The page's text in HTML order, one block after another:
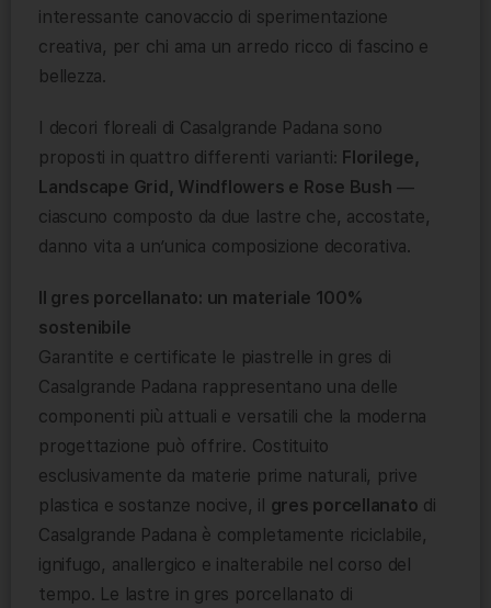
interessante canovaccio di sperimentazione
creativa, per chi ama un arredo ricco di fascino e
bellezza.
I decori floreali di Casalgrande Padana sono
proposti in quattro differenti varianti: Florilege,
Landscape Grid, Windflowers e Rose Bush —
ciascuno composto da due lastre che, accostate,
danno vita a un’unica composizione decorativa.
Il gres porcellanato: un materiale 100%
sostenibile
Garantite e certificate le piastrelle in gres di
Casalgrande Padana rappresentano una delle
componenti più attuali e versatili che la moderna
progettazione può offrire. Costituito
esclusivamente da materie prime naturali, prive
plastica e sostanze nocive, il gres porcellanato di
Casalgrande Padana è completamente riciclabile,
ignifugo, anallergico e inalterabile nel corso del
tempo. Le lastre in gres porcellanato di